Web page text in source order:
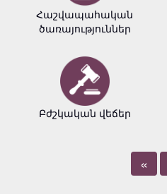
Հաշվապահական
ծառայություններ
Բժշկական վեճեր
«